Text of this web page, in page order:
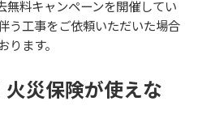
料キャンペーンを開催してい
う工事をご依頼いただいた場合
ます。
火災保険が使えな